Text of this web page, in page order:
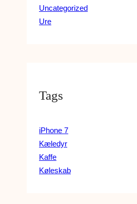
Uncategorized
Ure
Tags
iPhone 7
Kæledyr
Kaffe
Køleskab